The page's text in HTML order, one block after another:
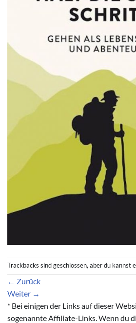
Trackbacks sind geschlossen, aber du kannst
← Zurück
Weiter →
* Bei einigen der Links auf dieser
sogenannte Affiliate-Links. Wenn du